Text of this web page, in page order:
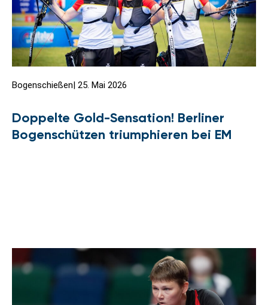
Bogenschießen| 25. Mai 2026
Doppelte Gold-Sensation! Berliner
Bogenschützen triumphieren bei EM